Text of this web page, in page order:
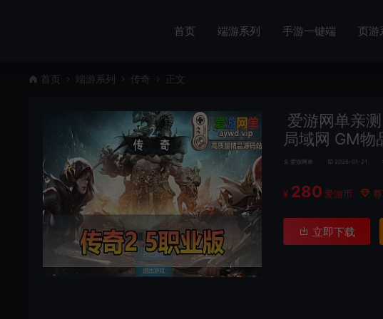
首页 端游系列 手游一键端 页游
首页 端游系列 传奇 正文
爱游网单亲
局域网 GM物
爱游网单 2026-01-21
¥ 280 爱游币
立即下载